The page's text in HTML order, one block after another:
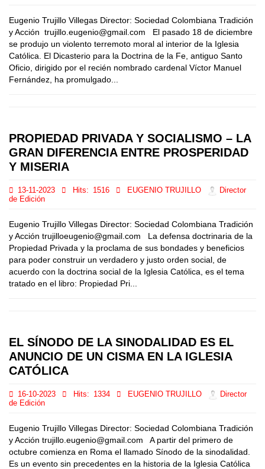
Eugenio Trujillo Villegas Director: Sociedad Colombiana Tradición
y Acción trujillo.eugenio@gmail.com El pasado 18 de diciembre
se produjo un violento terremoto moral al interior de la Iglesia
Católica. El Dicasterio para la Doctrina de la Fe, antiguo Santo
Oficio, dirigido por el recién nombrado cardenal Víctor Manuel
Fernández, ha promulgado...
PROPIEDAD PRIVADA Y SOCIALISMO – LA
GRAN DIFERENCIA ENTRE PROSPERIDAD
Y MISERIA
13-11-2023 Hits: 1516 EUGENIO TRUJILLO
Director
de Edición
Eugenio Trujillo Villegas Director: Sociedad Colombiana Tradición
y Acción trujilloeugenio@gmail.com La defensa doctrinaria de la
Propiedad Privada y la proclama de sus bondades y beneficios
para poder construir un verdadero y justo orden social, de
acuerdo con la doctrina social de la Iglesia Católica, es el tema
tratado en el libro: Propiedad Pri...
EL SÍNODO DE LA SINODALIDAD ES EL
ANUNCIO DE UN CISMA EN LA IGLESIA
CATÓLICA
16-10-2023 Hits: 1334 EUGENIO TRUJILLO
Director
de Edición
Eugenio Trujillo Villegas Director: Sociedad Colombiana Tradición
y Acción trujillo.eugenio@gmail.com A partir del primero de
octubre comienza en Roma el llamado Sínodo de la sinodalidad.
Es un evento sin precedentes en la historia de la Iglesia Católica